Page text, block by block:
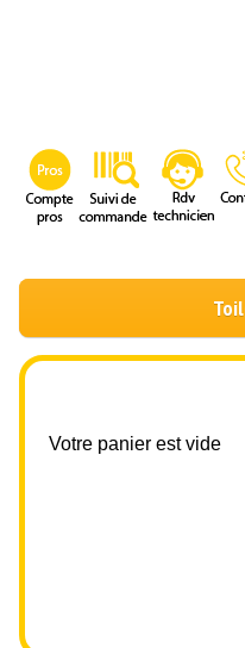
Votre panier est vide